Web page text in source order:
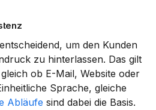
um den Kunden
zu hinterlassen. Das gilt
ob E-Mail, Website oder
Sprache, gleiche
Abläufe sind dabei die Basis.